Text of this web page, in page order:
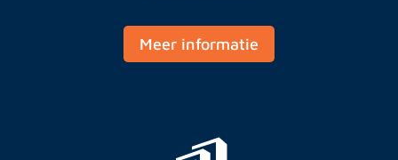
Meer informatie